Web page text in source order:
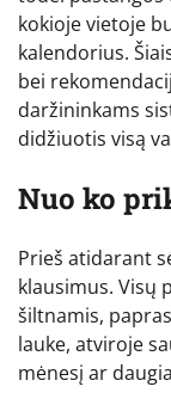
kokioje vietoje
kalendorius.
bei
daržininkams
didžiuotis visą
Nuo ko
Prieš atidarant
klausimus. Visų
šiltnamis,
lauke, atviroje
mėnesį ar